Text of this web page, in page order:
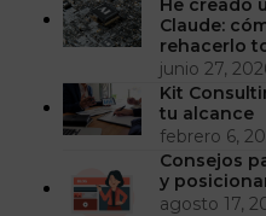
He creado
Claude:
rehacerlo
junio 27,
Kit
tu alcance
febrero 6,
Consejos
y
agosto 17,